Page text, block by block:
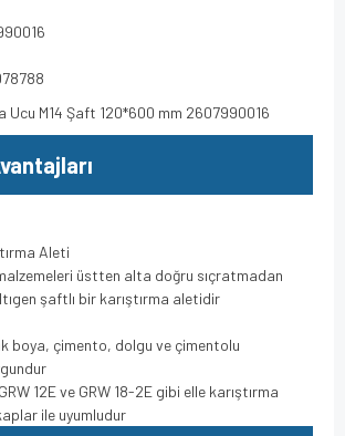
Ucu M14 Şaft 120*600 mm 2607990016
Aleti
üstten alta doğru sıçratmadan
şaftlı bir karıştırma aletidir
boya, çimento, dolgu ve çimentolu
12E ve GRW 18-2E gibi elle karıştırma
ile uyumludur